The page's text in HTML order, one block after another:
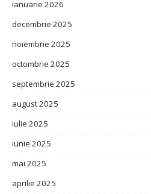
ianuarie 2026
decembrie 2025
noiembrie 2025
octombrie 2025
septembrie 2025
august 2025
iulie 2025
iunie 2025
mai 2025
aprilie 2025